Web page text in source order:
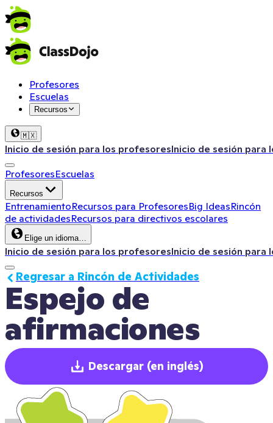
Profesores
Escuelas
Recursos
🇲🇽
Inicio de sesión para los profesoresInicio de sesión para
ProfesoresEscuelas
Recursos
EntrenamientoRecursos para ProfesoresBig IdeasRincón
de actividadesRecursos para directivos escolares
Elige un idioma…
Inicio de sesión para los profesoresInicio de sesión para
Espejo de
afirmaciones
Regresar a Rincón de Actividades
Descargar (en inglés)